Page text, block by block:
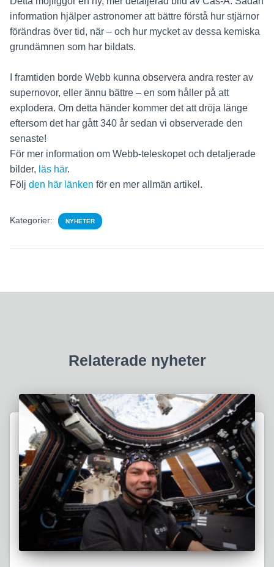
information hjälper astronomer att bättre förstå hur stjärnor
förändras över tid, när – och hur mycket av dessa kemiska
grundämnen som har bildats.
I framtiden borde Webb kunna observera andra rester av
supernovor, eller ännu bättre – en som håller på att
explodera. Om detta händer kommer det att dröja länge
eftersom det har gått 340 år sedan vi observerade den
senaste!
För mer information om Webb-teleskopet och detaljerade
bilder, läs här.
Följ den här länken för en mer allmän artikel.
Kategorier: NYHETER
Relaterade nyheter